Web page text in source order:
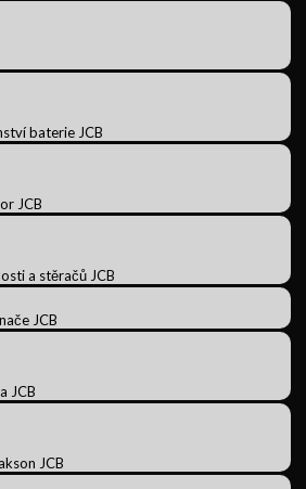
baterie JCB
JCB
a stěračů JCB
JCB
JCB
JCB